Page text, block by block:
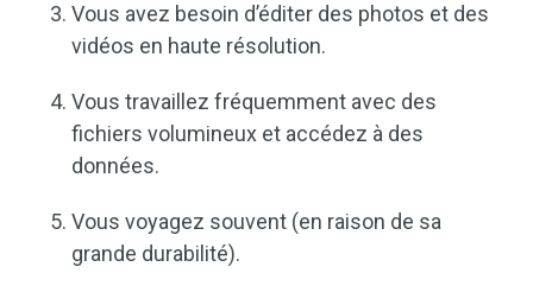
Vous avez besoin d’éditer des photos et des
vidéos en haute résolution.
Vous travaillez fréquemment avec des
fichiers volumineux et accédez à des
données.
Vous voyagez souvent (en raison de sa
grande durabilité).